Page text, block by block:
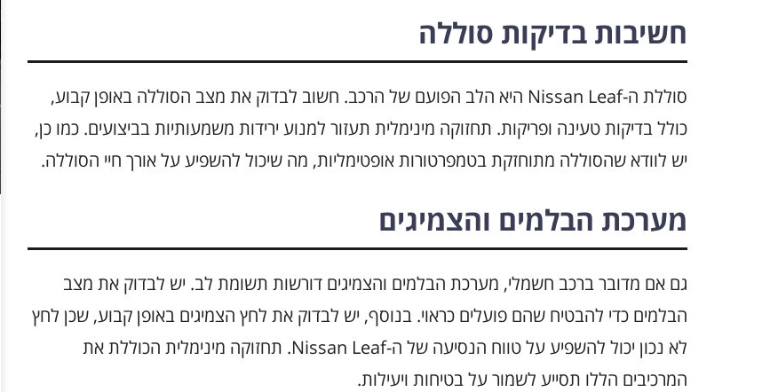
חשיבות בדיקות סוללה
סוללת ה-Nissan Leaf היא הלב הפועם של הרכב. חשוב לבדוק את מצב הסוללה באופן קבוע,
כולל בדיקות טעינה ופריקות. תחזוקה מינימלית תעזור למנוע ירידות משמעותיות בביצועים. כמו כן,
יש לוודא שהסוללה מתוחזקת בטמפרטורות אופטימליות, מה שיכול להשפיע על אורך חיי הסוללה.
מערכת הבלמים והצמיגים
גם אם מדובר ברכב חשמלי, מערכת הבלמים והצמיגים דורשות תשומת לב. יש לבדוק את מצב
הבלמים כדי להבטיח שהם פועלים כראוי. בנוסף, יש לבדוק את לחץ הצמיגים באופן קבוע, שכן לחץ
לא נכון יכול להשפיע על טווח הנסיעה של ה-Nissan Leaf. תחזוקה מינימלית הכוללת את
המרכיבים הללו תסייע לשמור על בטיחות ויעילות.